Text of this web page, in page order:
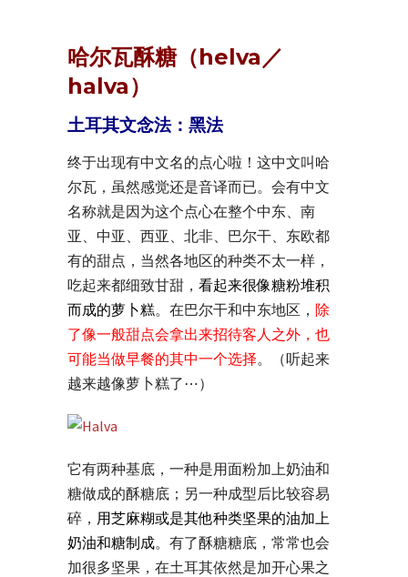
哈尔瓦酥糖（helva／
halva）
土耳其文念法：黑法
终于出现有中文名的点心啦！这中文叫哈
尔瓦，虽然感觉还是音译而已。会有中文
名称就是因为这个点心在整个中东、南
亚、中亚、西亚、北非、巴尔干、东欧都
有的甜点，当然各地区的种类不太一样，
吃起来都细致甘甜， 看起来很像糖粉堆积
而成的萝卜糕。在巴尔干和中东地区， 除
了像一般甜点会拿出来招待客人之外，也
可能当做早餐的其中一个选择。（听起来
越来越像萝卜糕了⋯）
它有两种基底，一种是用面粉加上奶油和
糖做成的酥糖底；另一种成型后比较容易
碎， 用芝麻糊或是其他种类坚果的油加上
奶油和糖制成。有了酥糖糖底，常常也会
加很多坚果，在土耳其依然是加开心果之